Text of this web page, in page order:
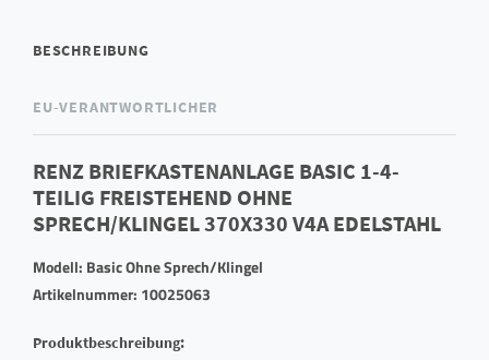
BESCHREIBUNG
EU-VERANTWORTLICHER
RENZ BRIEFKASTENANLAGE BASIC 1-4-
TEILIG FREISTEHEND OHNE
SPRECH/KLINGEL 370X330 V4A EDELSTAHL
Modell: Basic Ohne Sprech/Klingel
Artikelnummer: 10025063
Produktbeschreibung: